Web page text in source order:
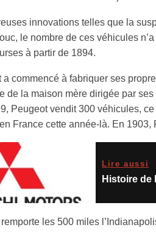
innovations telles que la
le nombre de ces véhicules
à partir de 1894.
a commencé à fabriquer ses
de la maison mère dirigée par
Peugeot vendit 300 véhicules,
France cette année-là. En
Lire aussi
Histoire de
les 500 miles